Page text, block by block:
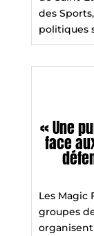
des
politiques
« Une
face
Les Magic
groupes